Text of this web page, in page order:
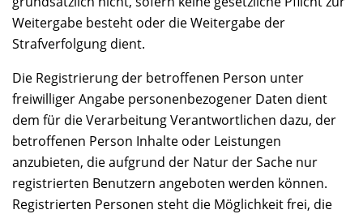
Weitergabe besteht oder die Weitergabe der
Strafverfolgung dient.
Die Registrierung der betroffenen Person unter
freiwilliger Angabe personenbezogener Daten dient
dem für die Verarbeitung Verantwortlichen dazu, der
betroffenen Person Inhalte oder Leistungen
anzubieten, die aufgrund der Natur der Sache nur
registrierten Benutzern angeboten werden können.
Registrierten Personen steht die Möglichkeit frei, die